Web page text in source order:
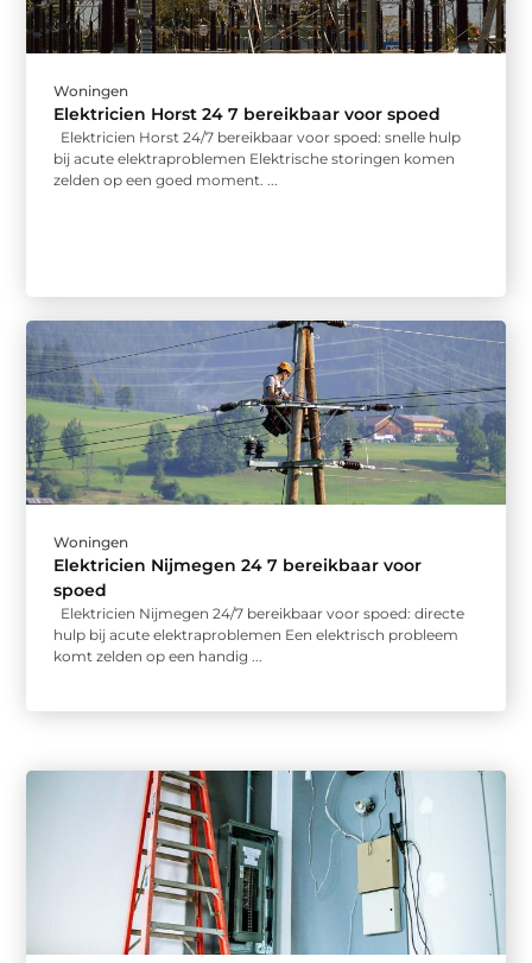
Woningen
Elektricien Horst 24 7 bereikbaar voor spoed
Elektricien Horst 24/7 bereikbaar voor spoed: snelle hulp
bij acute elektraproblemen Elektrische storingen komen
zelden op een goed moment. ...
Woningen
Elektricien Nijmegen 24 7 bereikbaar voor
spoed
Elektricien Nijmegen 24/7 bereikbaar voor spoed: directe
hulp bij acute elektraproblemen Een elektrisch probleem
komt zelden op een handig ...